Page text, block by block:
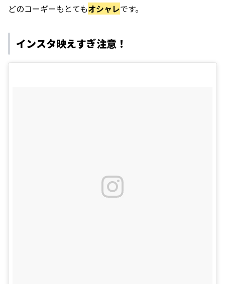
どのコーギーもとてもオシャレです。
インスタ映えすぎ注意！